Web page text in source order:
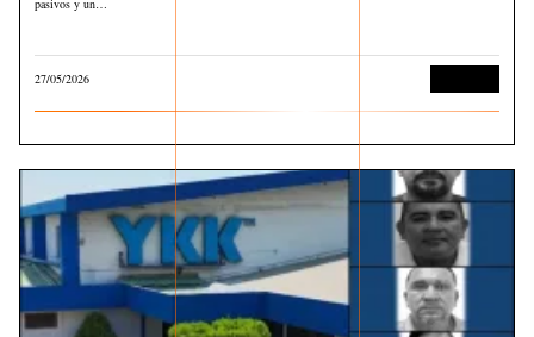
pasivos y un…
27/05/2026